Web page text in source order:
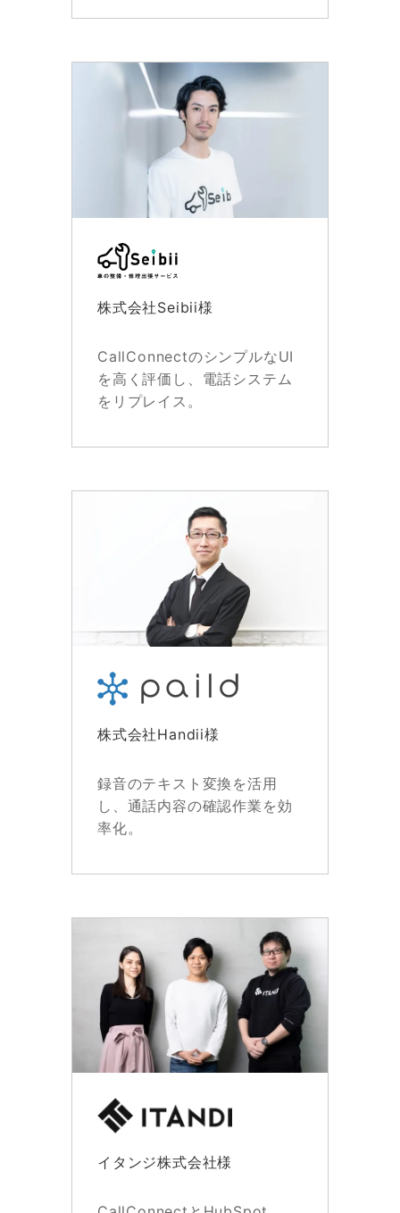
株式会社Seibii様
CallConnectのシンプルなUI
を高く評価し、電話システム
をリプレイス。
株式会社Handii様
録音のテキスト変換を活用
し、通話内容の確認作業を効
率化。
イタンジ株式会社様